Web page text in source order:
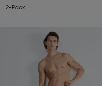
2-Pack